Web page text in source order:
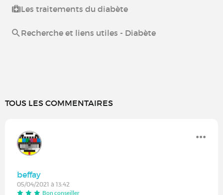
Les traitements du diabète
Recherche et liens utiles - Diabète
TOUS LES COMMENTAIRES
beffay
05/04/2021 à 13:42
Bon conseiller